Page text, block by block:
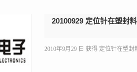
20100929 定位针在塑封
2010年9月29 日 获得 定位针在塑